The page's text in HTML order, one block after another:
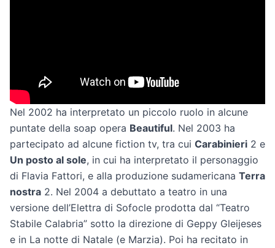
Nel 2002 ha interpretato un piccolo ruolo in alcune
puntate della soap opera Beautiful. Nel 2003 ha
partecipato ad alcune fiction tv, tra cui Carabinieri 2 e
Un posto al sole, in cui ha interpretato il personaggio
di Flavia Fattori, e alla produzione sudamericana Terra
nostra 2. Nel 2004 a debuttato a teatro in una
versione dell’Elettra di Sofocle prodotta dal “Teatro
Stabile Calabria” sotto la direzione di Geppy Gleijeses
e in La notte di Natale (e Marzia). Poi ha recitato in